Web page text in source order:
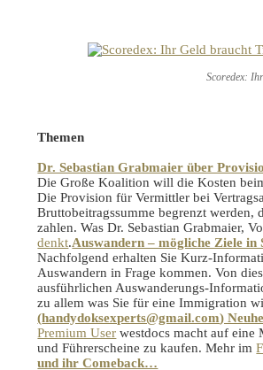
Scoredex:
Themen
Dr. Sebastian Grabmaier über
Die Große Koalition will die Kosten
Die Provision für Vermittler bei
Bruttobeitragssumme begrenzt werden,
zahlen. Was Dr. Sebastian Grabmaier,
denkt.Auswandern – mögliche Ziele in
Nachfolgend erhalten Sie Kurz-
Auswandern in Frage kommen. Von
ausführlichen Auswanderungs-
zu allem was Sie für eine Immigration
(handydoksexperts@gmail.com)
Premium User westdocs macht auf eine
und Führerscheine zu kaufen. Mehr im
und ihr Comeback…